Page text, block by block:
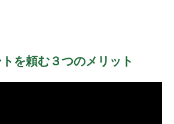
を頼む３つのメリット